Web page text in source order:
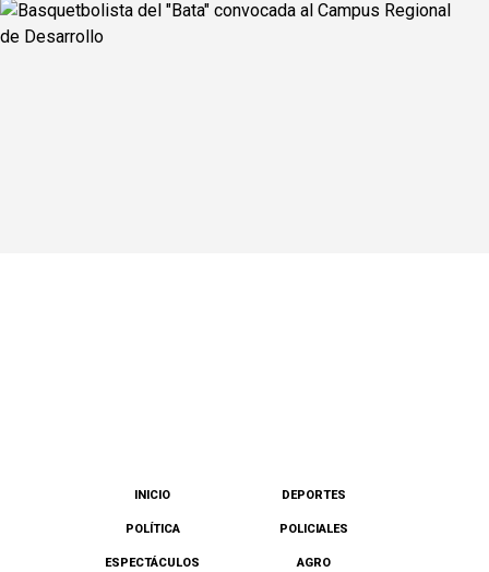
INICIO DEPORTES
POLÍTICA POLICIALES
ESPECTÁCULOS AGRO